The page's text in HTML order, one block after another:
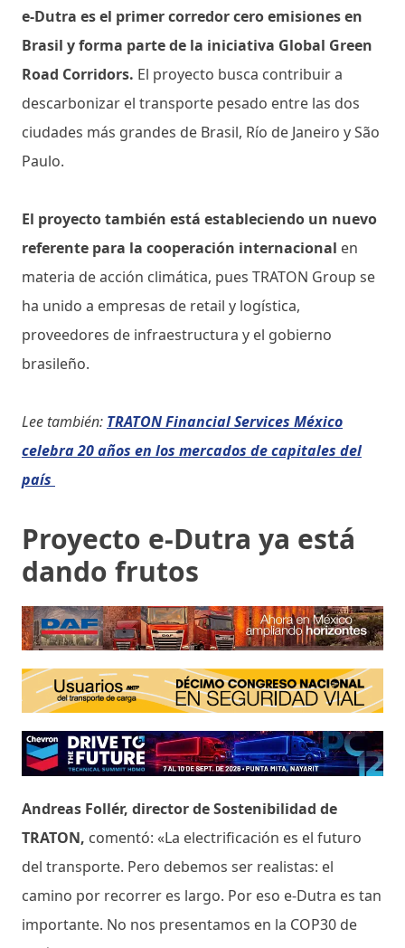
e-Dutra es el primer corredor cero emisiones en
Brasil y forma parte de la iniciativa Global Green
Road Corridors. El proyecto busca contribuir a
descarbonizar el transporte pesado entre las dos
ciudades más grandes de Brasil, Río de Janeiro y São
Paulo.
El proyecto también está estableciendo un nuevo
referente para la cooperación internacional en
materia de acción climática, pues TRATON Group se
ha unido a empresas de retail y logística,
proveedores de infraestructura y el gobierno
brasileño.
Lee también: TRATON Financial Services México
celebra 20 años en los mercados de capitales del
país
Proyecto e-Dutra ya está
dando frutos
Andreas Follér, director de Sostenibilidad de
TRATON, comentó: «La electrificación es el futuro
del transporte. Pero debemos ser realistas: el
camino por recorrer es largo. Por eso e-Dutra es tan
importante. No nos presentamos en la COP30 de